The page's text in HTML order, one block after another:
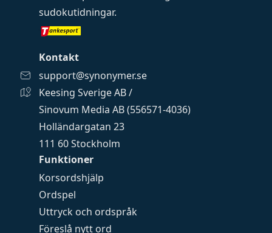
Funktioner
Korsordshjälp
Ordspel
Uttryck och ordspråk
Föreslå nytt ord
sudokutidningar.
Kontakt
support@synonymer.se
Keesing Sverige AB /
Sinovum Media AB (556571-4036)
Holländargatan 23
111 60 Stockholm